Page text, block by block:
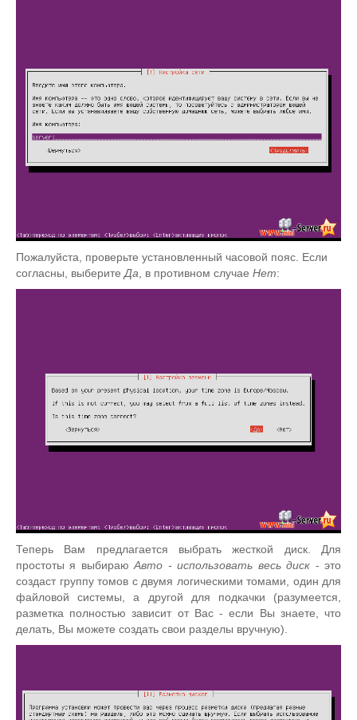
Пожалуйста, проверьте установленный часовой пояс. Если
согласны, выберите Да , в противном случае Нет:
Теперь Вам предлагается выбрать жесткой диск. Для
простоты я выбираюАвто - использовать весь диск - это
создаст группу томов с двумя логическими томами, один для
файловой системы, а другой для подкачки (разумеется,
разметка полностью зависит от Вас - если Вы знаете, что
делать, Вы можете создать свои разделы вручную).